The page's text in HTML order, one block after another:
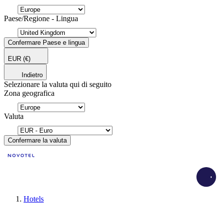
Paese/Regione - Lingua
Confermare Paese e lingua
EUR (€)
Indietro
Selezionare la valuta qui di seguito
Zona geografica
Valuta
Confermare la valuta
Hotels